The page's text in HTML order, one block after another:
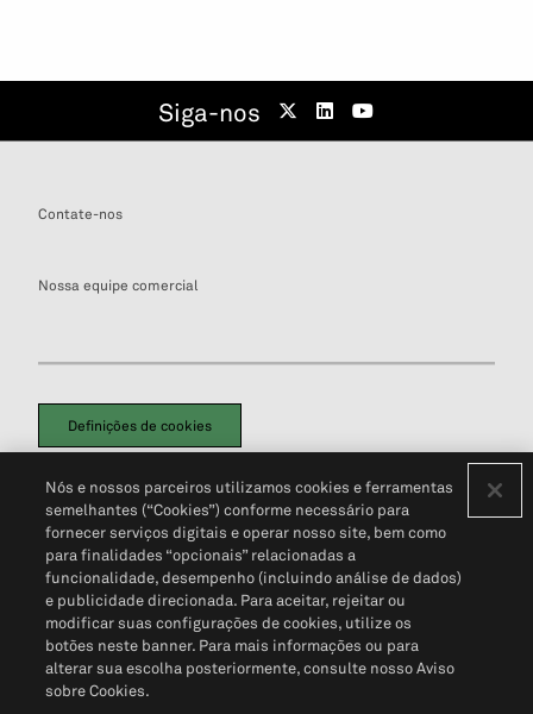
Siga-nos
Contate-nos
Nossa equipe comercial
Definições de cookies
Política de PrivacidadePortal de privacidade do cliente (em inglês)
Não Venda Minhas Informações Pessoais© 2026 S&P Global
Nós e nossos parceiros utilizamos cookies e ferramentas
semelhantes (“Cookies”) conforme necessário para
fornecer serviços digitais e operar nosso site, bem como
para finalidades “opcionais” relacionadas a
funcionalidade, desempenho (incluindo análise de dados)
e publicidade direcionada. Para aceitar, rejeitar ou
modificar suas configurações de cookies, utilize os
botões neste banner. Para mais informações ou para
alterar sua escolha posteriormente, consulte nosso Aviso
sobre Cookies.